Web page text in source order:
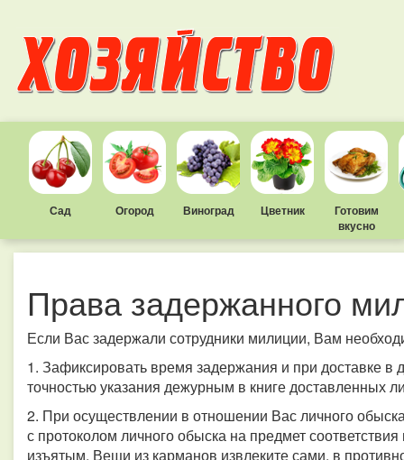
Сад Огород Виноград Цветник
Готовим
вкусно
Права задержанного
Если Вас задержали сотрудники милиции, Вам
1. Зафиксировать время задержания и при доставке в
точностью указания дежурным в книге доставленных
2. При осуществлении в отношении Вас личного
с протоколом личного обыска на предмет
изъятым. Вещи из карманов извлеките сами, в